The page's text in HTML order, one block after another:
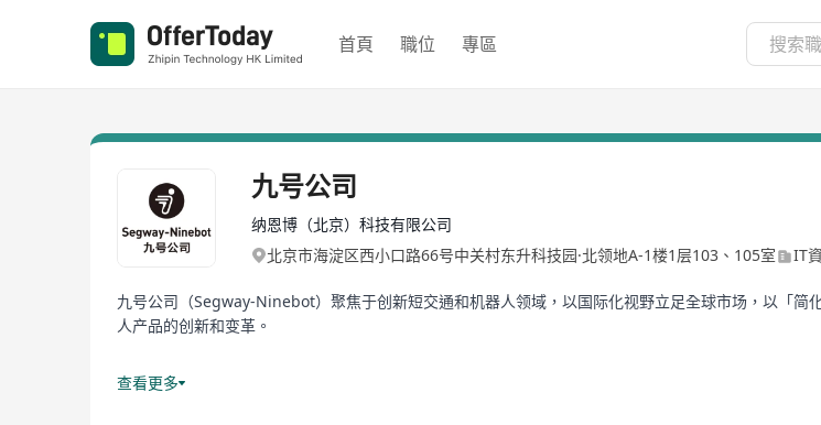
首頁 職位 專區
九号公司
纳恩博（北京）科技有限公司
北京市海淀区西小口路66号中关村东升科技园·北领地A-1楼1层103、105室
IT
九号公司（Segway-Ninebot）聚焦于创新短交通和机器人领域，以国际化视野立足全球市场，以「
人产品的创新和变革。
公司成立于2012年，在全球拥有亚太、欧洲、美洲三大业务区域，12个子公司，产品遍布全球超100个
查看更多